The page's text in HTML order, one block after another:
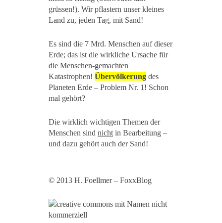
grüssen!). Wir pflastern unser kleines
Land zu, jeden Tag, mit Sand!
Es sind die 7 Mrd. Menschen auf dieser
Erde; das ist die wirkliche Ursache für
die Menschen-gemachten
Katastrophen! Übervölkerung des
Planeten Erde – Problem Nr. 1! Schon
mal gehört?
Die wirklich wichtigen Themen der
Menschen sind nicht in Bearbeitung –
und dazu gehört auch der Sand!
© 2013 H. Foellmer – FoxxBlog